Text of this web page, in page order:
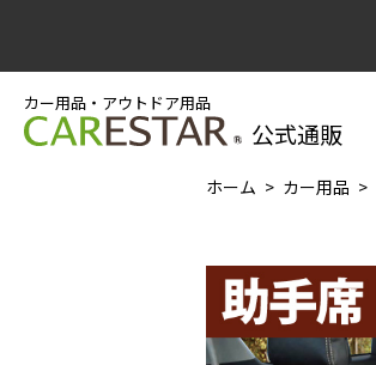
カー用品・アウトドア用品
公式通販
ホーム カー用品